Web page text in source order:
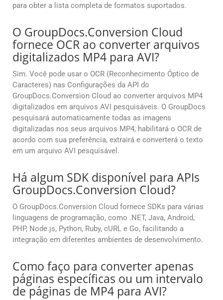
para obter a lista completa de formatos suportados.
O GroupDocs.Conversion Cloud
fornece OCR ao converter arquivos
digitalizados MP4 para AVI?
Sim. Você pode usar o OCR (Reconhecimento Óptico de
Caracteres) nas Configurações da API do
GroupDocs.Conversion Cloud ao converter arquivos MP4
digitalizados em arquivos AVI pesquisáveis. O GroupDocs
pesquisará automaticamente todas as imagens
digitalizadas nos seus arquivos MP4, habilitará o OCR de
acordo com sua preferência, extrairá e converterá o texto
em um arquivo AVI pesquisável.
Há algum SDK disponível para APIs
GroupDocs.Conversion Cloud?
O GroupDocs.Conversion Cloud fornece SDKs para várias
linguagens de programação, como .NET, Java, Android,
PHP, Node.js, Python, Ruby, cURL e Go, facilitando a
integração em diferentes ambientes de desenvolvimento.
Como faço para converter apenas
páginas específicas ou um intervalo
de páginas de MP4 para AVI?